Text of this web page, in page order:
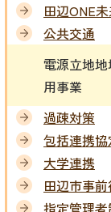
田辺ONE
公共交通
電源立地
用事業
過疎対策
包括連携
大学連携
田辺市事
指定管理者